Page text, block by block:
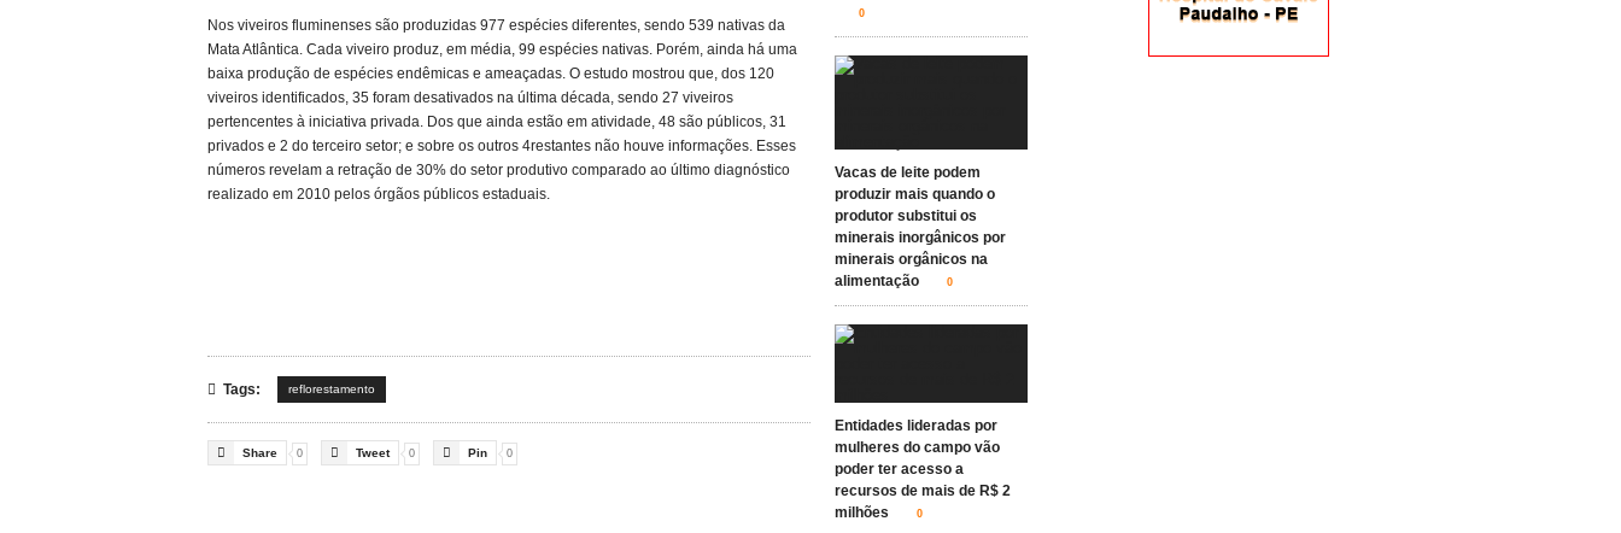
Nos viveiros fluminenses são produzidas 977 espécies diferentes, sendo 539 nativas da
Mata Atlântica. Cada viveiro produz, em média, 99 espécies nativas. Porém, ainda há uma
baixa produção de espécies endêmicas e ameaçadas. O estudo mostrou que, dos 120
viveiros identificados, 35 foram desativados na última década, sendo 27 viveiros
pertencentes à iniciativa privada. Dos que ainda estão em atividade, 48 são públicos, 31
privados e 2 do terceiro setor; e sobre os outros 4restantes não houve informações. Esses
números revelam a retração de 30% do setor produtivo comparado ao último diagnóstico
realizado em 2010 pelos órgãos públicos estaduais.
 Tags: reflorestamento
 Share 0  Tweet 0  Pin 0
0
Vacas de leite podem
produzir mais quando o
produtor substitui os
minerais inorgânicos por
minerais orgânicos na
alimentação
0
Entidades lideradas por
mulheres do campo vão
poder ter acesso a
recursos de mais de R$ 2
milhões
0